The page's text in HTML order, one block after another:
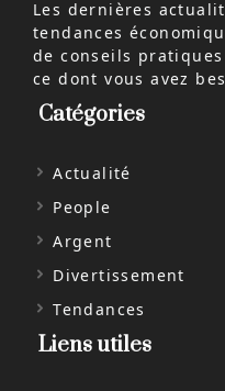
Les dernières
tendances
de conseils
ce dont vous avez
Catégories
Actualité
People
Argent
Divertissement
Tendances
Liens utiles